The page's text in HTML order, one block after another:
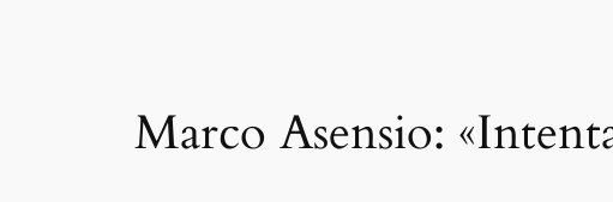
Marco Asensio: